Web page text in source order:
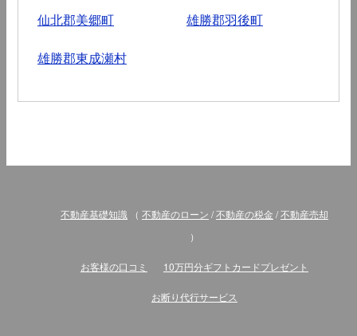
仙北郡美郷町 雄勝郡羽後町
雄勝郡東成瀬村
不動産基礎知識 （ 不動産のローン /不動産の税金 /不動産売却
）
お客様の口コミ 10万円分ギフトカードプレゼント
お断り代行サービス